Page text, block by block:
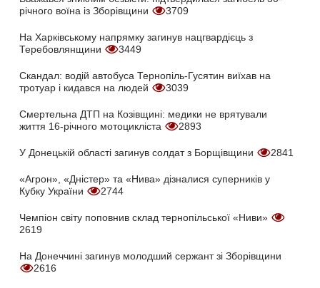
річного воїна із Зборівщини
3709
На Харківському напрямку загинув нацгвардієць з
Теребовлянщини
3449
Скандал: водій автобуса Тернопіль-Гусятин виїхав на
тротуар і кидався на людей
3039
Смертельна ДТП на Козівщині: медики не врятували
життя 16-річного мотоцикліста
2893
У Донецькій області загинув солдат з Борщівщини 2841
«Агрон», «Дністер» та «Нива» дізналися суперників у
Кубку України
2744
Чемпіон світу поповнив склад тернопільської «Ниви»
2619
На Донеччині загинув молодший сержант зі Зборівщини
2616